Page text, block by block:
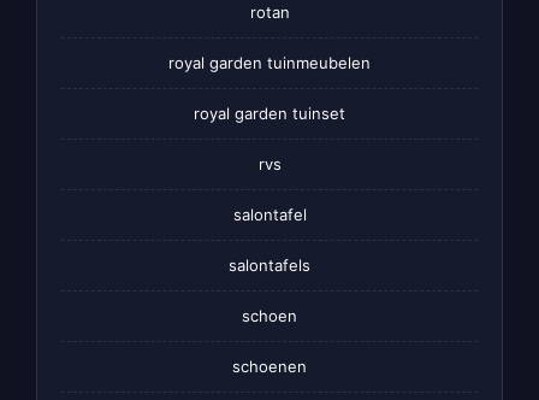
rotan
royal garden tuinmeubelen
royal garden tuinset
rvs
salontafel
salontafels
schoen
schoenen